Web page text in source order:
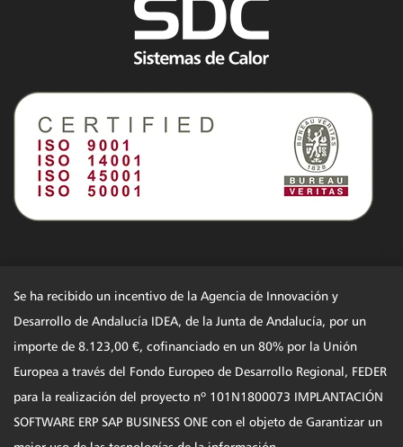
Se ha recibido un incentivo de la Agencia de Innovación y
Desarrollo de Andalucía IDEA, de la Junta de Andalucía, por un
importe de 8.123,00 €, cofinanciado en un 80% por la Unión
Europea a través del Fondo Europeo de Desarrollo Regional, FEDER
para la realización del proyecto nº 101N1800073 IMPLANTACIÓN
SOFTWARE ERP SAP BUSINESS ONE con el objeto de Garantizar un